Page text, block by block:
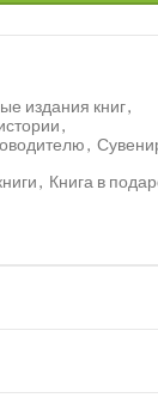
издания книг,
,
,
, Книга в